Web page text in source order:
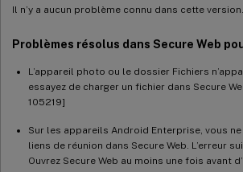
Il n’y a aucun problème connu dans cette version.
Problèmes résolus dans Secure Web
L’appareil photo ou le dossier Fichiers
essayez de charger un fichier dans Secure
105219]
Sur les appareils Android Enterprise, vous
liens de réunion dans Secure Web. L’erreur
Ouvrez Secure Web au moins une fois avant
Secure Web 10.8.60
Secure Web 10.8.55
Secure Web 10.8.40